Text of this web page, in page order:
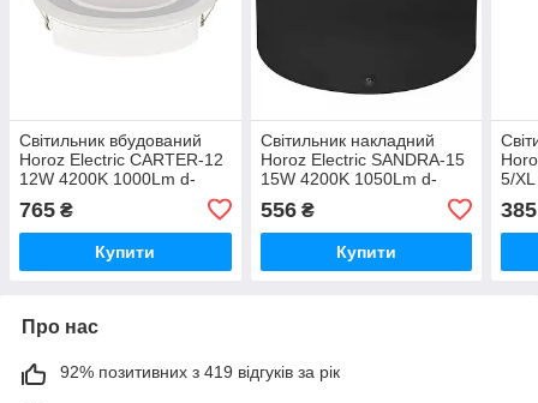
Світильник вбудований
Horoz Electric CARTER-12
12W 4200K 1000Lm d-
145мм білий круглий (016-
072-0012-010)
765 ₴
Купити
Світильник накладний
Horoz Electric SANDRA-15
15W 4200K 1050Lm d-
круглий (016-043-0015-
060)
556₴
Купити
5/
060)
385
Про нас
92% позитивних з 419 відгуків за рік